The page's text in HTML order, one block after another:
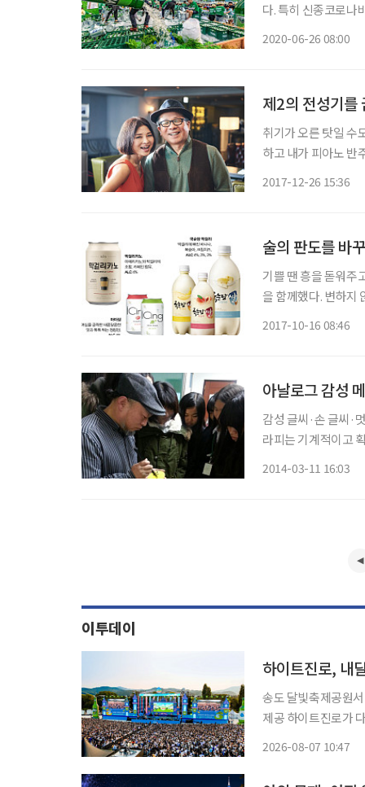
다. 특히 신종코로나
2020-06-26 08:00
제2의 전성기를
취기가 오른 탓일 수
하고 내가 피아노 반
2017-12-26 15:36
술의 판도를 바
기쁠 땐 흥을 돋워주
을 함께했다. 변하지
2017-10-16 08:46
아날로그 감성
감성 글씨·손 글씨·
라피는 기계적이고
2014-03-11 16:03
이투데이
하이트진로, 내
송도 달빛축제공원
제공 하이트진로가 다음 달 12일 인천 송도 달빛축제공원에서 테라와 함께하는 ‘2026 이슬라
2026-08-07 10:47